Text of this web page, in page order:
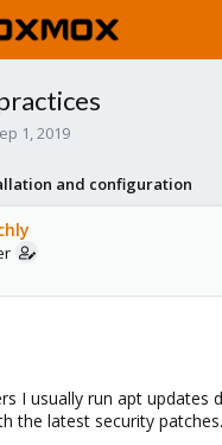
1, 2019
and configuration
I usually run apt updates
the latest security patches.